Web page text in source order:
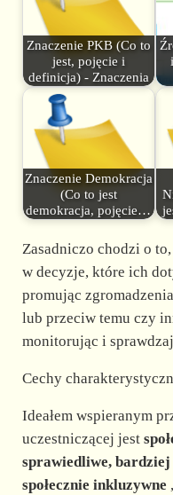
Znaczenie PKB (Co to
jest, pojęcie i
definicja) - Znaczenia
Znaczenie Demokracja
(Co to jest
demokracja, pojęcie…
Zasadniczo chodzi o
w decyzje, które ich
promując
lub przeciw temu czy
monitorując i
Cechy
Ideałem wspieranym
uczestniczącej jest
sprawiedliwe,
społecznie inkluzywne